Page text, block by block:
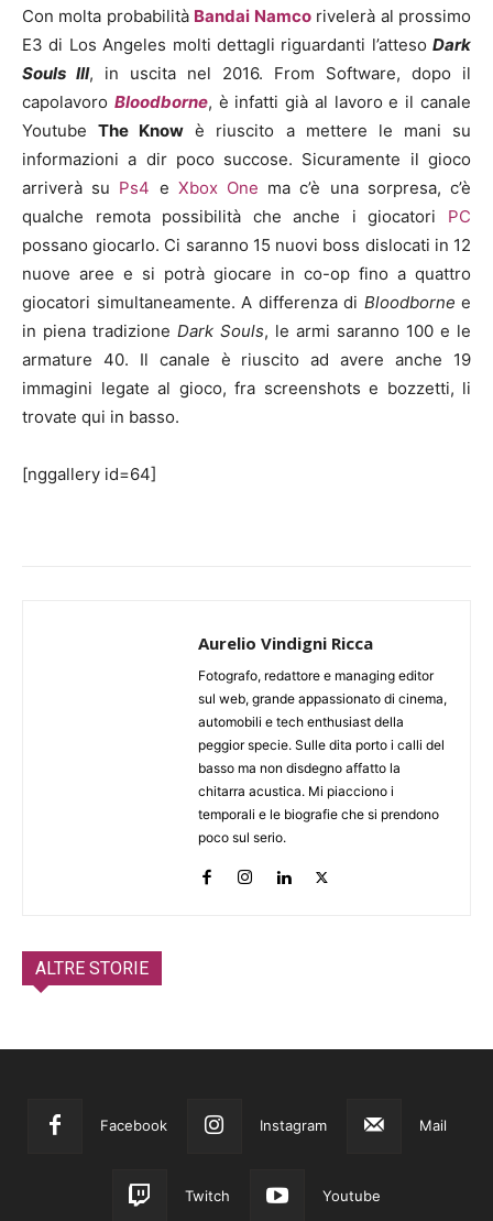
Con molta probabilità Bandai Namcorivelerà al prossimo
E3 di Los Angeles molti dettagli riguardanti l’atteso Dark
Souls III, in uscita nel 2016. From Software, dopo il
capolavoro Bloodborne, è infatti già al lavoro e il canale
YoutubeThe Know è riuscito a mettere le mani su
informazioni a dir poco succose. Sicuramente il gioco
arriverà su Ps4 e Xbox One ma c’è una sorpresa, c’è
qualche remota possibilità che anche i giocatori PC
possano giocarlo. Ci saranno 15 nuovi boss dislocati in 12
nuove aree e si potrà giocare in co-op fino a quattro
giocatori simultaneamente. A differenza di Bloodborne e
in piena tradizione Dark Souls, le armi saranno 100 e le
armature 40. Il canale è riuscito ad avere anche 19
immagini legate al gioco, fra screenshots e bozzetti, li
trovate qui in basso.
[nggallery id=64]
Aurelio Vindigni Ricca
Fotografo, redattore e managing editor
sul web, grande appassionato di cinema,
automobili e tech enthusiast della
peggior specie. Sulle dita porto i calli del
basso ma non disdegno affatto la
chitarra acustica. Mi piacciono i
temporali e le biografie che si prendono
poco sul serio.
ALTRE STORIE
Facebook Instagram Mail
Twitch Youtube